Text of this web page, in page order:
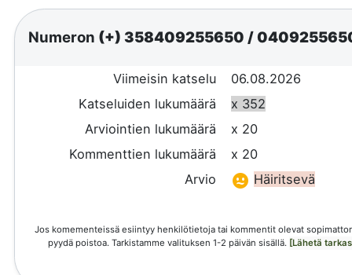
Numeron (+) 358409255650/
Viimeisin katselu
06.08.2026
Katseluiden lukumäärä
x 352
Arviointien lukumäärä
x 20
Kommenttien lukumäärä
x 20
Arvio
Häiritsevä
Jos komementeissä esiintyy henkilötietoja tai kommentit olevat
pyydä poistoa. Tarkistamme valituksen 1-2 päivän sisällä. [Lähetä